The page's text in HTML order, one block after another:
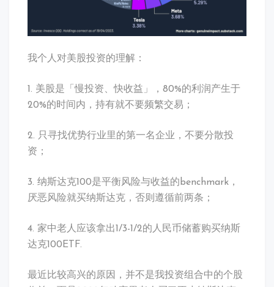
我个人对美股投资的理解：
1. 美股是「慢投资、快收益」，80%的利润产生于
20%的时间内，持有就不要频繁交易；
2. 只寻找优势行业里的第一名企业，不要分散投
资；
3. 纳斯达克100是平衡风险与收益的benchmark，
厌恶风险就买纳斯达克，否则遵循前两条；
4. 家中老人应该拿出1/3-1/2的人民币储蓄购买纳斯
达克100ETF.
最近比较高兴的原因，并不是我投资组合中的个股